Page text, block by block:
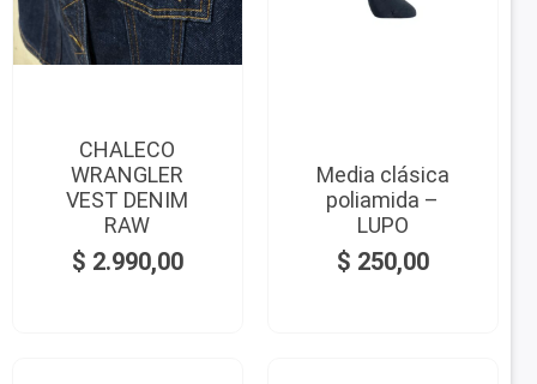
CHALECO
WRANGLER
VEST DENIM
RAW
$ 2.990,00
Media clásica
poliamida –
LUPO
$ 250,00